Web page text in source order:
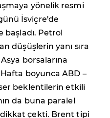
yönelik resmi
İsviçre'de
başladı. Petrol
düşüşlerin yanı sıra
borsalarına
boyunca ABD –
beklentilerin etkili
da buna paralel
çekti. Brent tipi